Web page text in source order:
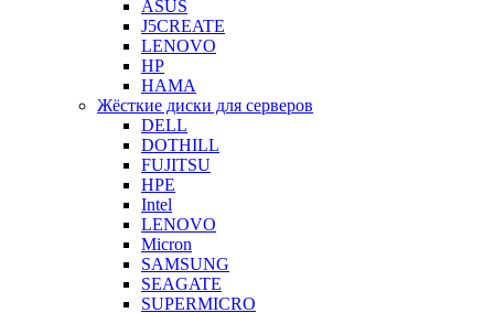
ASUS
J5CREATE
LENOVO
HP
HAMA
Жёсткие диски для серверов
DELL
DOTHILL
FUJITSU
HPE
Intel
LENOVO
Micron
SAMSUNG
SEAGATE
SUPERMICRO